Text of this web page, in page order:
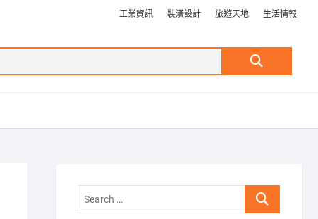
工業資訊 裝潢設計 旅遊天地 生活情報
Search
Search